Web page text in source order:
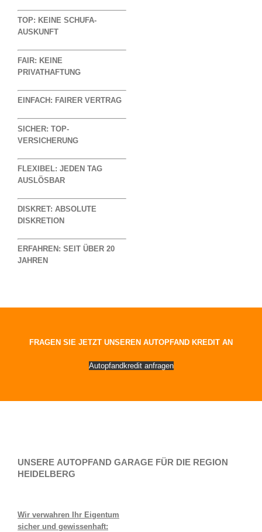
TOP: KEINE SCHUFA-
AUSKUNFT
FAIR: KEINE
PRIVATHAFTUNG
EINFACH: FAIRER VERTRAG
SICHER: TOP-
VERSICHERUNG
FLEXIBEL: JEDEN TAG
AUSLÖSBAR
DISKRET: ABSOLUTE
DISKRETION
ERFAHREN: SEIT ÜBER 20
JAHREN
FRAGEN SIE JETZT UNSEREN AUTOPFAND KREDIT AN
Autopfandkredit anfragen
UNSERE AUTOPFAND GARAGE FÜR DIE REGION
HEIDELBERG
Wir verwahren Ihr Eigentum
sicher und gewissenhaft: